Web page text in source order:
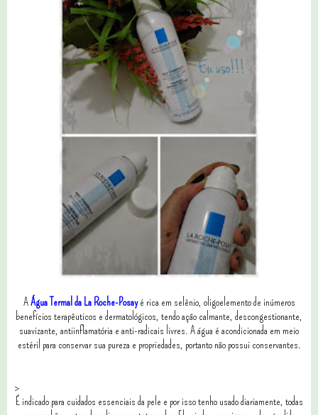
AÁgua Termal da La Roche-Posayé rica em selênio, oligoelemento de inúmeros
benefícios terapêuticos e dermatológicos, tendo ação calmante, descongestionante,
suavizante, antiinflamatória e anti-radicais livres. A água é acondicionada em meio
estéril para conservar sua pureza e propriedades, portanto não possui conservantes.
>
É indicado para cuidados essenciais da pele e por isso tenho usado diariamente, todas